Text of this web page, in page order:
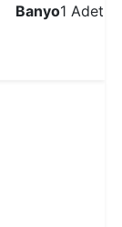
Banyo1 Adet